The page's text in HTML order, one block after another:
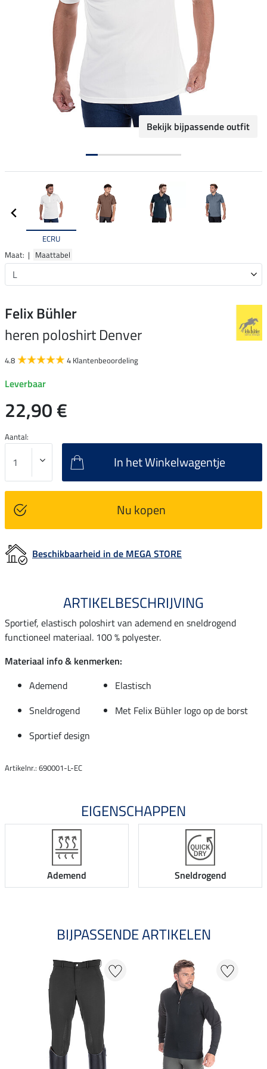
Bekijk bijpassende outfit
ECRU
Maat: | Maattabel
Felix Bühler
heren poloshirt Denver
4.8 4 Klantenbeoordeling
Leverbaar
22,90 €
Aantal:
In het Winkelwagentje
Nu kopen
Beschikbaarheid in de MEGA STORE
ARTIKELBESCHRIJVING
Sportief, elastisch poloshirt van ademend en sneldrogend
functioneel materiaal. 100 % polyester.
Materiaal info & kenmerken:
Ademend
Elastisch
Sneldrogend
Met Felix Bühler logo op de borst
Sportief design
Artikelnr.: 690001-L-EC
EIGENSCHAPPEN
Ademend Sneldrogend
BIJPASSENDE ARTIKELEN